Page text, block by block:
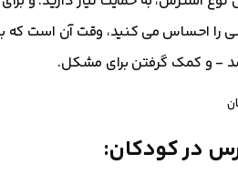
را احساس می کنید، وقت آن است که با
- و کمک گرفتن برای مشکل.
در کودکان: